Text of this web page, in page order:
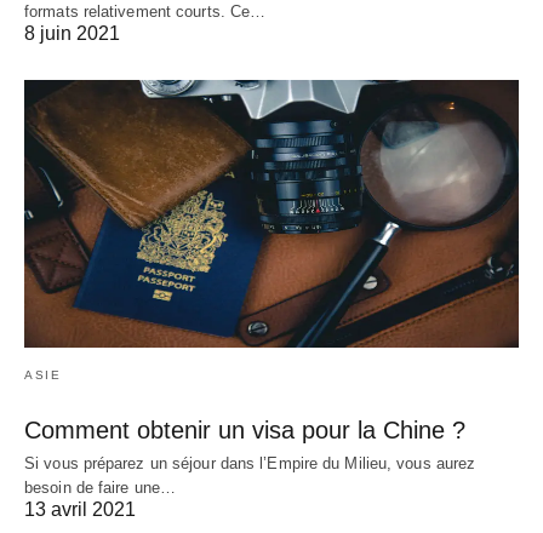
formats relativement courts. Ce…
8 juin 2021
ASIE
Comment obtenir un visa pour la Chine ?
Si vous préparez un séjour dans l’Empire du Milieu, vous aurez
besoin de faire une…
13 avril 2021